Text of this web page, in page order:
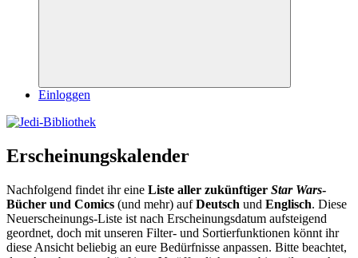
Suchen
Einloggen
Erscheinungskalender
Nachfolgend findet ihr eine Liste aller zukünftiger Star Wars-
Bücher und Comics (und mehr) aufDeutsch und Englisch. Diese
Neuerscheinungs-Liste ist nach Erscheinungsdatum aufsteigend
geordnet, doch mit unseren Filter- und Sortierfunktionen könnt ihr
diese Ansicht beliebig an eure Bedürfnisse anpassen. Bitte beachtet,